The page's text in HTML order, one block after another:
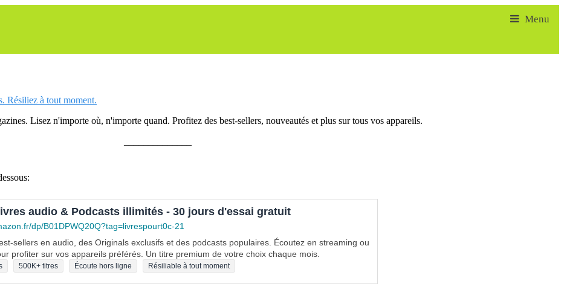
Résiliez à tout moment.
Lisez n'importe où, n'importe quand. Profitez des best-sellers, nouveautés et plus sur tous vos appareils.
audio & Podcasts illimités - 30 jours d'essai gratuit
dp/B01DPWQ20Q?tag=livrespourt0c-21
sellers en audio, des Originals exclusifs et des podcasts populaires. Écoutez en streaming ou
profiter sur vos appareils préférés. Un titre premium de votre choix chaque mois.
500K+ titres Écoute hors ligne Résiliable à tout moment